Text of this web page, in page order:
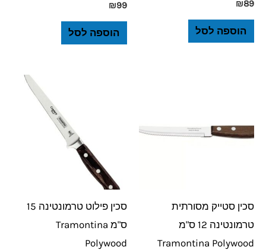
₪89
הוספה לסל
₪99
הוספה לסל
סכין סטייק מסורתית
טרמונטינה 12 ס"מ
Tramontina Polywood
סכין פילוט טרמונטינה 15
ס"מ Tramontina
Polywood